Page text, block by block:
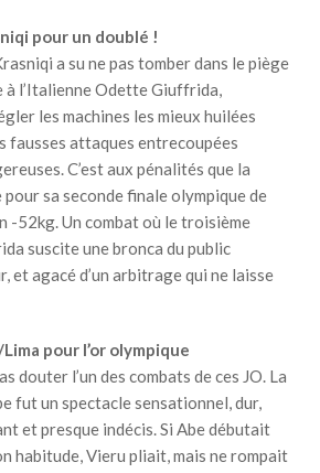
pour un doublé !
a su ne pas tomber dans le piège
à l’Italienne Odette Giuffrida,
les machines les mieux huilées
fausses attaques entrecoupées
C’est aux pénalités que la
sa seconde finale olympique de
-52kg. Un combat où le troisième
suscite une bronca du public
et agacé d’un arbitrage qui ne laisse
pour l’or olympique
douter l’un des combats de ces JO. La
fut un spectacle sensationnel, dur,
et presque indécis. Si Abe débutait
habitude, Vieru pliait, mais ne rompait